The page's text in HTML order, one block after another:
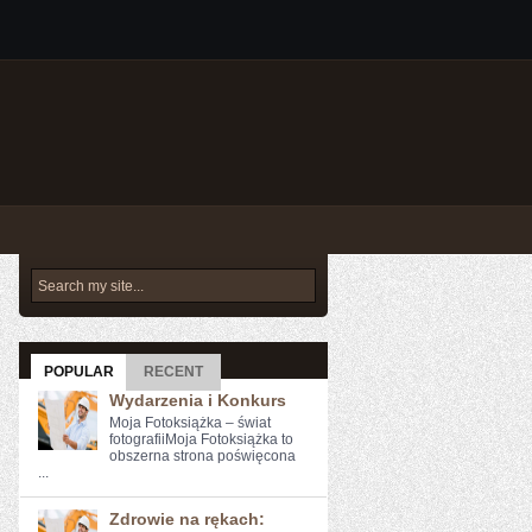
POPULAR RECENT
Wydarzenia i Konkurs
Moja Fotoksiążka – świat
fotografiiMoja Fotoksiążka to
obszerna strona poświęcona
...
Zdrowie na rękach: